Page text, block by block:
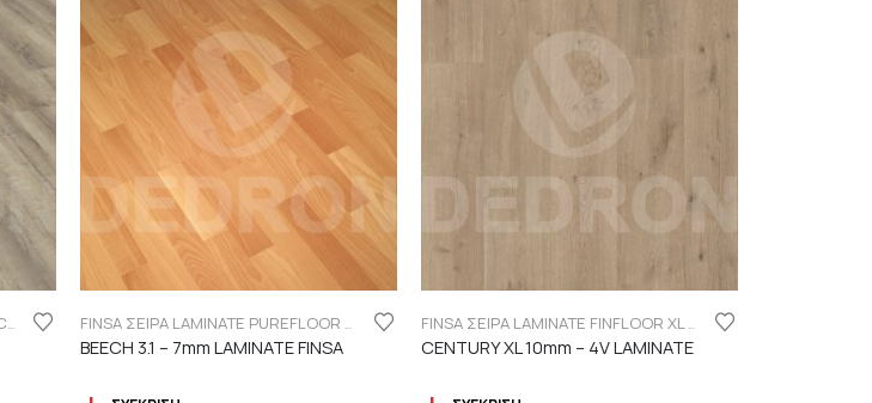
FINSA ΣΕΙΡΑ LAMINATE ORIGINAL "ECO LABEL" FINSA ΣΕΙΡΑ LAMINATE PUREFLOOR 7MM
BEECH 3.1 – 7mm LAMINATE FINSA
FINSA ΣΕΙΡΑ LAMINATE FINFLOOR XL ECO - 4V | DURABLE
CENTURY XL 10mm – 4V LAMINATE